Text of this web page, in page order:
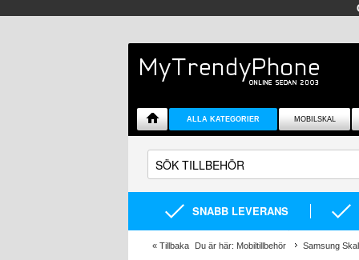
ALLA KATEGORIER MOBILSKAL
SNABB LEVERANS
« Tillbaka Du är här: Mobiltillbehör Samsung